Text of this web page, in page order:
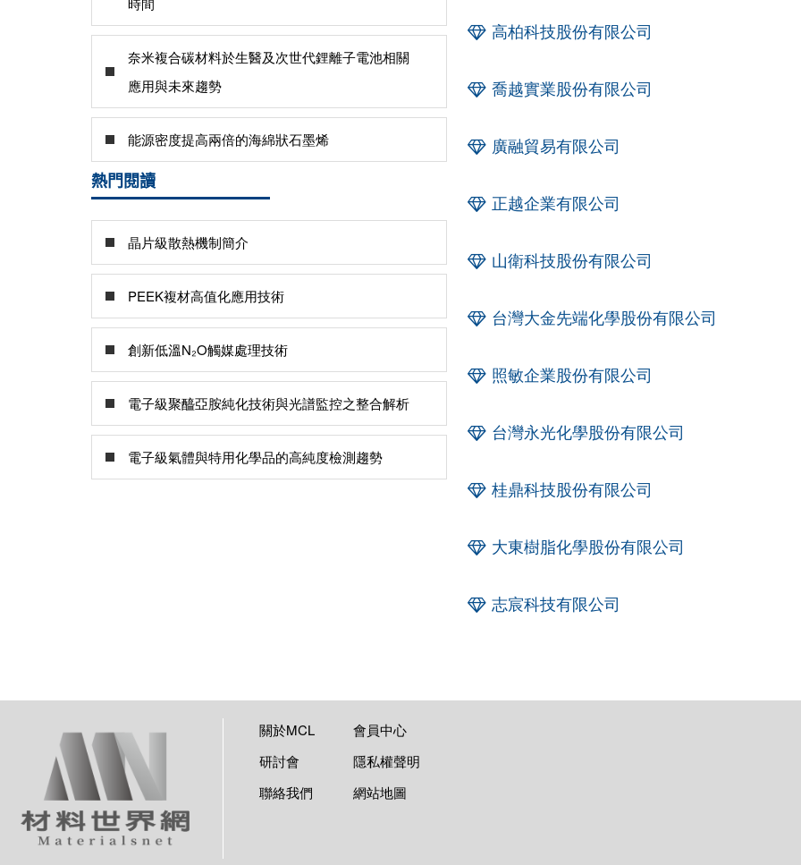
奈米複合碳材料於生醫及次世代鋰離子電池相關
應用與未來趨勢
能源密度提高兩倍的海綿狀石墨烯
熱門閱讀
晶片級散熱機制簡介
PEEK複材高值化應用技術
創新低溫N₂O觸媒處理技術
電子級聚醯亞胺純化技術與光譜監控之整合解析
電子級氣體與特用化學品的高純度檢測趨勢
高柏科技股份有限公司
喬越實業股份有限公司
廣融貿易有限公司
正越企業有限公司
山衛科技股份有限公司
台灣大金先端化學股份有限公司
照敏企業股份有限公司
台灣永光化學股份有限公司
桂鼎科技股份有限公司
大東樹脂化學股份有限公司
志宸科技有限公司
關於MCL
會員中心
研討會
隱私權聲明
聯絡我們
網站地圖